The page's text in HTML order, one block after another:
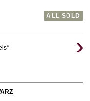
ALL SOLD